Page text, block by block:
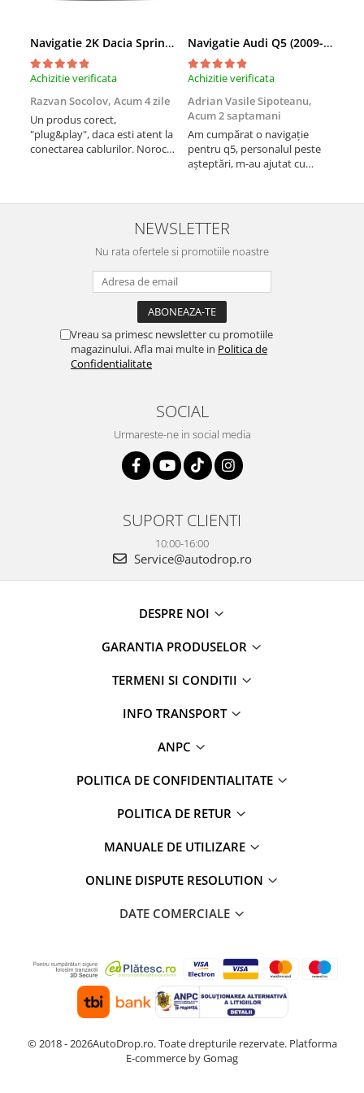
Navigatie 2K Dacia Spring (2021- Prezent), Android, S-Quadcore / 4GB RAM + 64GB ROM, 9.5 Inch - AD-BGS90042K+AD-BGRKIT366V4s
Achizitie verificata
Razvan Socolov, Acum 4 zile
Un produs corect,
"plug&play", daca esti atent la
conectarea cablurilor. Noroc
indrumat pas cu pas si mi-a
atras atentia ca nu era
conectat cablul de video de la
Navigatie Audi Q5 (2009-2017), Linux OS & OEM, MMI 3G, CarPlay & Android Auto Wireless, MirrorLink, Camera AHD, 12.3 Inch - AD-BGAALNXH+AD-BGRKITQ5002
Achizitie verificata
Adrian Vasile Sipoteanu,
Acum 2 saptamani
Am cumpărat o navigație
pentru q5, personalul peste
așteptări, m-au ajutat cu
rânduri. Foarte serviabili,
livrare rapidă, suport tehnic,
totul impecabil, o să revin la ei
și pentru vi...
NEWSLETTER
Nu rata ofertele si promotiile noastre
Vreau sa primesc newsletter cu promotiile
magazinului. Afla mai multe in Politica de
Confidentialitate
SOCIAL
Urmareste-ne in social media
SUPORT CLIENTI
10:00-16:00
Service@autodrop.ro
DESPRE NOI
GARANTIA PRODUSELOR
TERMENI SI CONDITII
INFO TRANSPORT
ANPC
POLITICA DE CONFIDENTIALITATE
POLITICA DE RETUR
MANUALE DE UTILIZARE
ONLINE DISPUTE RESOLUTION
DATE COMERCIALE
© 2018 - 2026AutoDrop.ro. Toate drepturile rezervate. Platforma
E-commerce by Gomag